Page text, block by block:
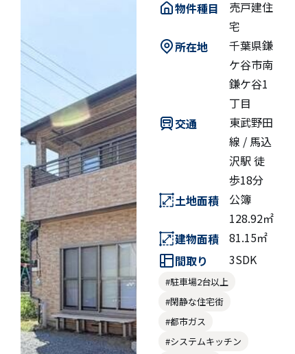
物件種目
売戸建住
宅
所在地
千葉県鎌
ケ谷市南
鎌ケ谷1
丁目
交通
東武野田
線 / 馬込
沢駅 徒
歩18分
土地面積
公簿
128.92㎡
建物面積
81.15㎡
間取り
3SDK
#駐車場2台以上
#閑静な住宅街
#都市ガス
#システムキッチン